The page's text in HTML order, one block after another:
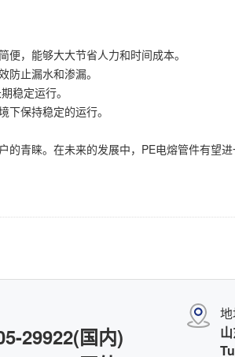
，能够大大节省人力和时间成本。
止漏水和渗漏。
稳定运行。
保持稳定的运行。
的青睐。在未来的发展中，PE电熔管件有望
29922(国内)